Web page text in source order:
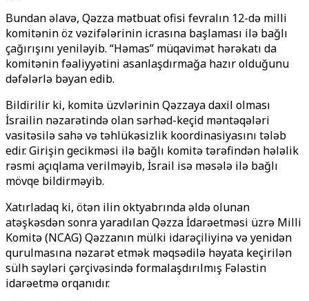
Bundan əlavə, Qəzza mətbuat ofisi fevralın 12-də milli
komitənin öz vəzifələrinin icrasına başlaması ilə bağlı
çağırışını yeniləyib. “Həmas” müqavimət hərəkatı da
komitənin fəaliyyətini asanlaşdırmağa hazır olduğunu
dəfələrlə bəyan edib.
Bildirilir ki, komitə üzvlərinin Qəzzaya daxil olması
İsrailin nəzarətində olan sərhəd-keçid məntəqələri
vasitəsilə sahə və təhlükəsizlik koordinasiyasını tələb
edir. Girişin gecikməsi ilə bağlı komitə tərəfindən hələlik
rəsmi açıqlama verilməyib, İsrail isə məsələ ilə bağlı
mövqe bildirməyib.
Xatırladaq ki, ötən ilin oktyabrında əldə olunan
atəşkəsdən sonra yaradılan Qəzza İdarəetməsi üzrə Milli
Komitə (NCAG) Qəzzanın mülki idarəçiliyinə və yenidən
qurulmasına nəzarət etmək məqsədilə həyata keçirilən
sülh səyləri çərçivəsində formalaşdırılmış Fələstin
idarəetmə orqanıdır.